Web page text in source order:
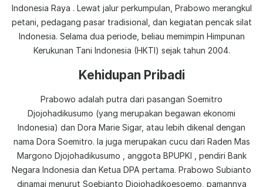
Indonesia Raya . Lewat jalur perkumpulan, Prabowo merangkul
petani, pedagang pasar tradisional, dan kegiatan pencak silat
Indonesia. Selama dua periode, beliau memimpin Himpunan
Kerukunan Tani Indonesia (HKTI) sejak tahun 2004.
Kehidupan Pribadi
Prabowo adalah putra dari pasangan Soemitro
Djojohadikusumo (yang merupakan begawan ekonomi
Indonesia) dan Dora Marie Sigar, atau lebih dikenal dengan
nama Dora Soemitro. Ia juga merupakan cucu dari Raden Mas
Margono Djojohadikusumo , anggota BPUPKI , pendiri Bank
Negara Indonesia dan Ketua DPA pertama. Prabowo Subianto
dinamai menurut Soebianto Djojohadikoesoemo, pamannya